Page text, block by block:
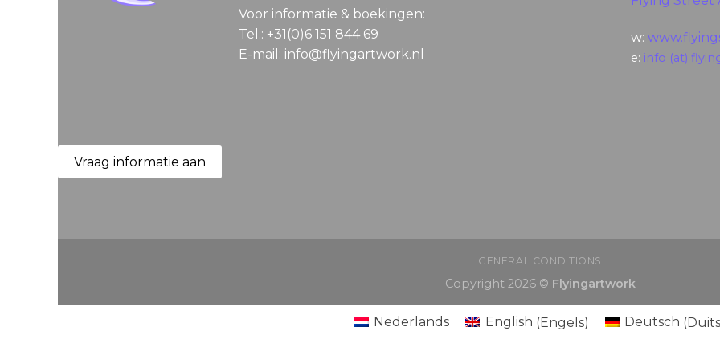
Voor informatie & boekingen:
Tel.: +31(0)6 151 844 69
E-mail: info@flyingartwork.nl
w:
e: info (at)
Vraag informatie aan
GENERAL CONDITIONS
Copyright 2026 © Flyingartwork
Nederlands English (Engels) Deutsch (Duits